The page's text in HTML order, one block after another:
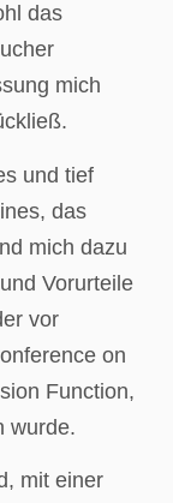
das
mich
und tief
das
mich dazu
Vorurteile
vor
on
Function,
wurde.
mit einer